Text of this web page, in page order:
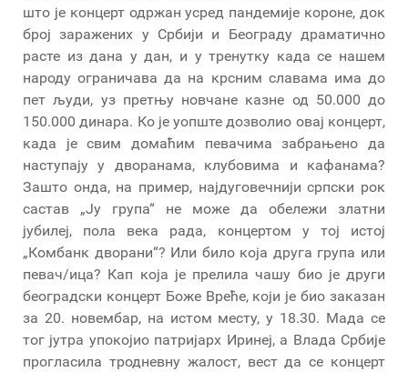
што је концерт одржан усред пандемије короне, док
број заражених у Србији и Београду драматично
расте из дана у дан, и у тренутку када се нашем
народу ограничава да на крсним славама има до
пет људи, уз претњу новчане казне од 50.000 до
150.000 динара. Ко је уопште дозволио овај концерт,
када је свим домаћим певачима забрањено да
наступају у дворанама, клубовима и кафанама?
Зашто онда, на пример, најдуговечнији српски рок
састав „Ју група“ не може да обележи златни
јубилеј, пола века рада, концертом у тој истој
„Комбанк дворани“? Или било која друга група или
певач/ица? Кап која је прелила чашу био је други
београдски концерт Боже Вреће, који је био заказан
за 20. новембар, на истом месту, у 18.30. Мада се
тог јутра упокојио патријарх Иринеј, а Влада Србије
прогласила тродневну жалост, вест да се концерт